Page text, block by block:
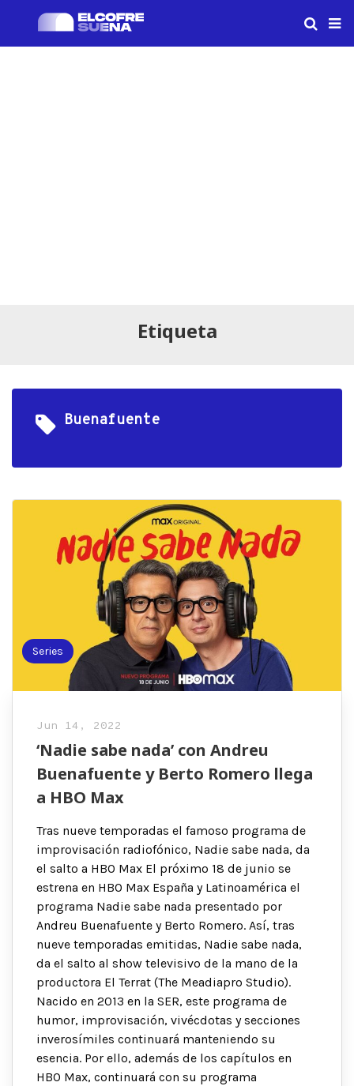
Etiqueta
Buenafuente
Series
Jun 14, 2022
‘Nadie sabe nada’ con Andreu
Buenafuente y Berto Romero llega
a HBO Max
Tras nueve temporadas el famoso programa de
improvisación radiofónico, Nadie sabe nada, da
el salto a HBO Max El próximo 18 de junio se
estrena en HBO Max España y Latinoamérica el
programa Nadie sabe nada presentado por
Andreu Buenafuente y Berto Romero. Así, tras
nueve temporadas emitidas, Nadie sabe nada,
da el salto al show televisivo de la mano de la
productora El Terrat (The Meadiapro Studio).
Nacido en 2013 en la SER, este programa de
humor, improvisación, vivécdotas y secciones
inverosímiles continuará manteniendo su
esencia. Por ello, además de los capítulos en
HBO Max, continuará con su programa